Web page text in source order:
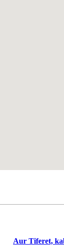
Aur Tiferet,